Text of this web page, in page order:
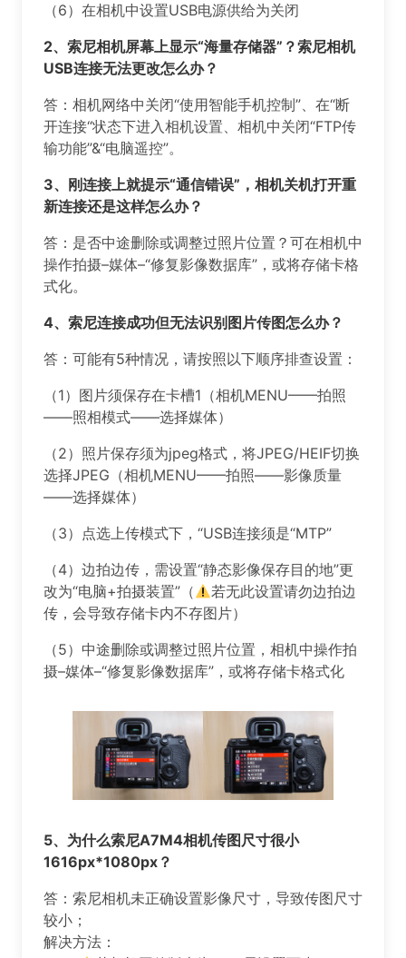
（6）在相机中设置USB电源供给为关闭
️️️2、索尼相机屏幕上显示“海量存储器”？索尼相机
USB连接无法更改怎么办？
答：相机网络中关闭“使用智能手机控制”、在“断
开连接“状态下进入相机设置、相机中关闭“FTP传
输功能”&“电脑遥控”。
️️️3、刚连接上就提示“通信错误”，相机关机打开重
新连接还是这样怎么办？
答：是否中途删除或调整过照片位置？可在相机中
操作拍摄–媒体–“修复影像数据库”，或将存储卡格
式化。
️️️4、索尼连接成功但无法识别图片传图怎么办？
答：可能有5种情况，请按照以下顺序排查设置：
（1）图片须保存在卡槽1（相机MENU——拍照
——照相模式——选择媒体）
（2）照片保存须为jpeg格式，将JPEG/HEIF切换
选择JPEG（相机MENU——拍照——影像质量
——选择媒体）
（3）点选上传模式下，“USB连接须是“MTP”
（4）边拍边传，需设置“静态影像保存目的地”更
改为“电脑+拍摄装置”（
若无此设置请勿边拍边
传，会导致存储卡内不存图片）
（5）中途删除或调整过照片位置，相机中操作拍
摄–媒体–“修复影像数据库”，或将存储卡格式化
️️️5、 为什么索尼A7M4相机传图尺寸很小
1616px*1080px？
答：索尼相机未正确设置影像尺寸，导致传图尺寸
较小；
解决方法：